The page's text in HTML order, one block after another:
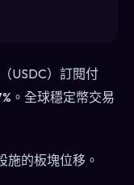
USDC）訂閱付
。全球穩定幣交易
施的板塊位移。